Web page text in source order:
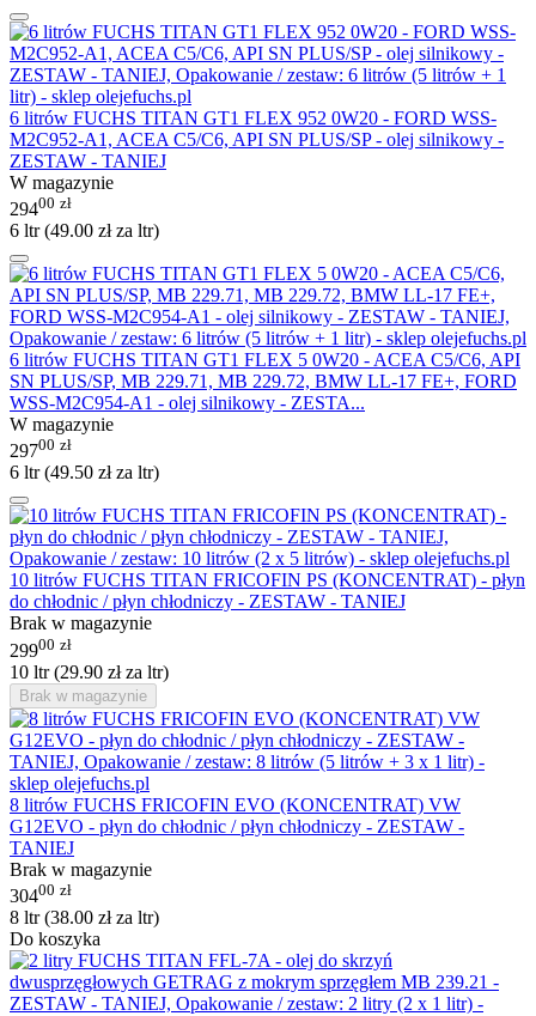
6 litrów FUCHS TITAN GT1 FLEX 952 0W20 - FORD WSS-
M2C952-A1, ACEA C5/C6, API SN PLUS/SP - olej silnikowy -
ZESTAW - TANIEJ
W magazynie
29400 zł
6 ltr (49.00 złza ltr)
6 litrów FUCHS TITAN GT1 FLEX 5 0W20 - ACEA C5/C6, API
SN PLUS/SP, MB 229.71, MB 229.72, BMW LL-17 FE+, FORD
WSS-M2C954-A1 - olej silnikowy - ZESTA...
W magazynie
29700 zł
6 ltr (49.50 złza ltr)
10 litrów FUCHS TITAN FRICOFIN PS (KONCENTRAT) - płyn
do chłodnic / płyn chłodniczy - ZESTAW - TANIEJ
Brak w magazynie
29900 zł
10 ltr (29.90 złza ltr)
Brak w magazynie
8 litrów FUCHS FRICOFIN EVO (KONCENTRAT) VW
G12EVO - płyn do chłodnic / płyn chłodniczy - ZESTAW -
TANIEJ
Brak w magazynie
30400 zł
8 ltr (38.00 złza ltr)
Do koszyka